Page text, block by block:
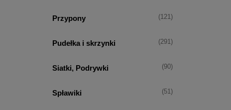
Przypony (121)
Pudełka i skrzynki (291)
Siatki, Podrywki (90)
Spławiki (51)